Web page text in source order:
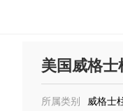
美国威格士
所属类别
威格士